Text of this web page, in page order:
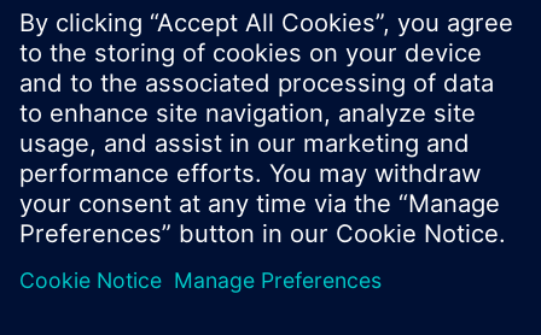
© Siemens Switzerland Ltd. 2016